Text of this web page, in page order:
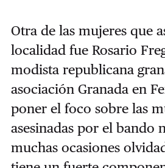
Otra de las mujeres que
localidad fue Rosario
modista republicana
asociación Granada en
poner el foco sobre las
asesinadas por el bando
muchas ocasiones